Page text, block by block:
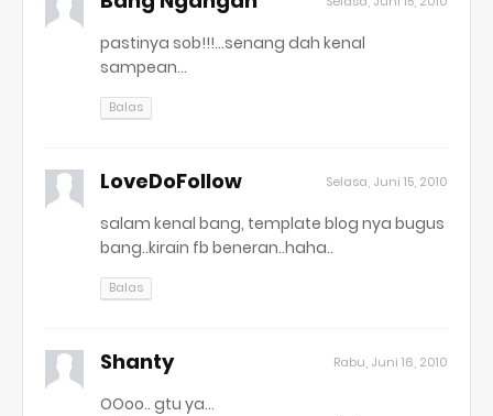
pastinya sob!!!...senang dah kenal
sampean...
Balas
LoveDoFollow Selasa, Juni 15, 2010
salam kenal bang, template blog nya bugus
bang..kirain fb beneran..haha..
Balas
Shanty Rabu, Juni 16, 2010
OOoo.. gtu ya...